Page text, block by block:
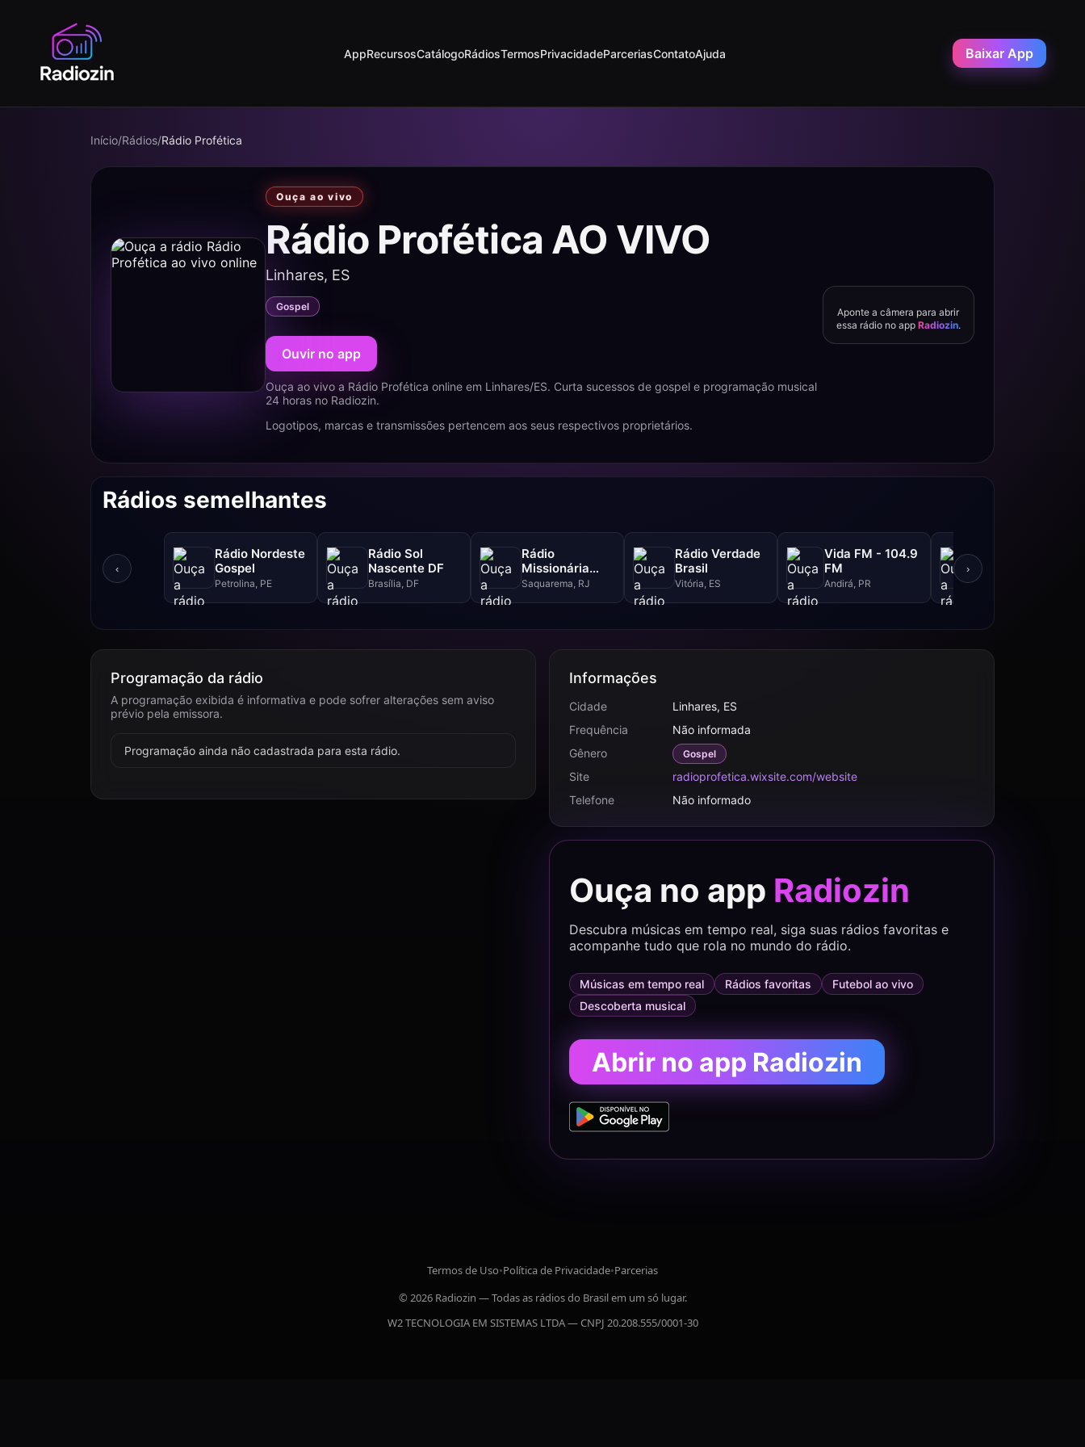
AppRecursosCatálogoRádiosTermosPrivacidadeParceriasContatoAjuda Baixar App
Início/Rádios/Rádio Profética
Ouça ao vivo
Rádio Profética AO VIVO
Linhares, ES
Gospel
Ouvir no app
Ouça ao vivo a Rádio Profética online em Linhares/ES. Curta sucessos de gospel e programação musical
24 horas no Radiozin.
Logotipos, marcas e transmissões pertencem aos seus respectivos proprietários.
Aponte a câmera para abrir
essa rádio no app Radiozin.
Rádios semelhantes
‹
Rádio Nordeste
Gospel
Petrolina, PE
Rádio Sol
Nascente DF
Brasília, DF
Rádio
Missionária
Central Gospel
Saquarema, RJ
Rádio Verdade
Brasil
Vitória, ES
Vida FM - 104.9
FM
Andirá, PR
São Paulo, SP
›
Programação da rádio
A programação exibida é informativa e pode sofrer alterações sem aviso
prévio pela emissora.
Programação ainda não cadastrada para esta rádio.
Informações
Cidade
Linhares, ES
Frequência
Não informada
Gênero
Gospel
Site
radioprofetica.wixsite.com/website
Telefone
Não informado
Ouça no app Radiozin
Descubra músicas em tempo real, siga suas rádios favoritas e
acompanhe tudo que rola no mundo do rádio.
Músicas em tempo real Rádios favoritas
Futebol ao vivo
Descoberta musical
Abrir no app Radiozin
Termos de Uso•Política de Privacidade•Parcerias
© 2026 Radiozin — Todas as rádios do Brasil em um só lugar.
W2 TECNOLOGIA EM SISTEMAS LTDA — CNPJ 20.208.555/0001-30